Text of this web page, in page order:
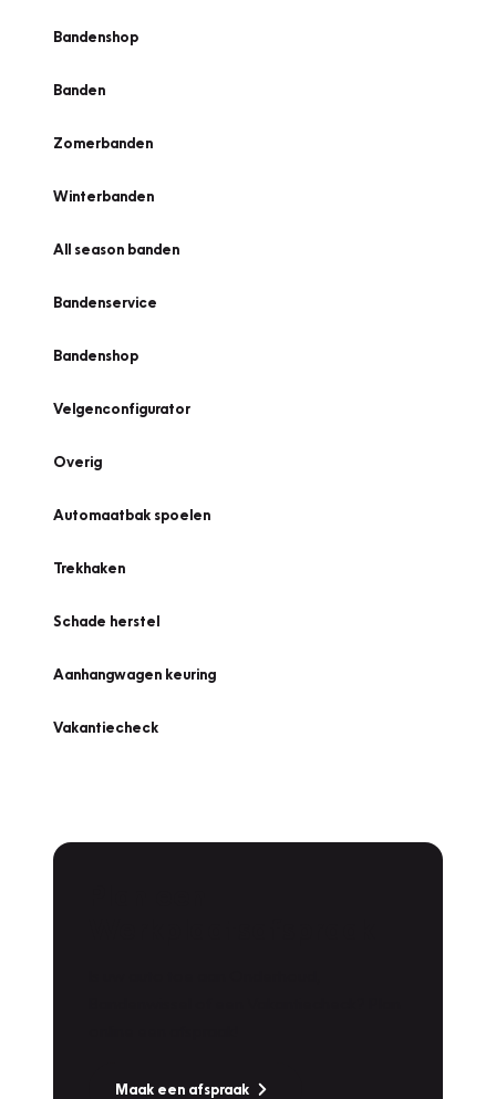
Bandenshop
Banden
Zomerbanden
Winterbanden
All season banden
Bandenservice
Bandenshop
Velgenconfigurator
Overig
Automaatbak spoelen
Trekhaken
Schade herstel
Aanhangwagen keuring
Vakantiecheck
Maak een afspraak